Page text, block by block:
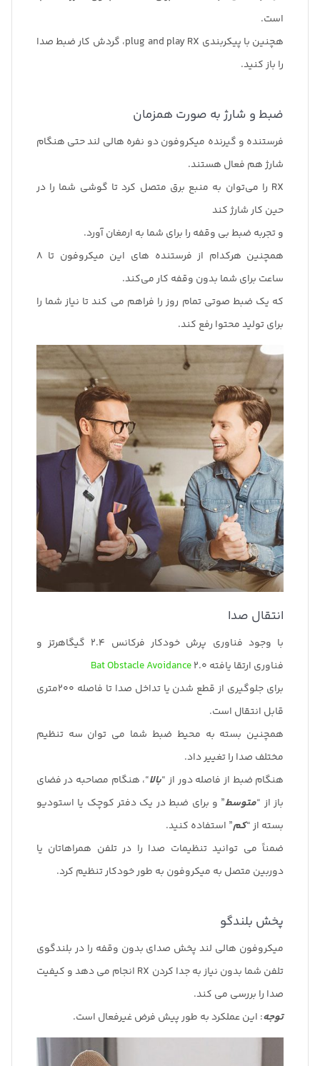
وزن
فرستنده
نوع فرستنده
کلیپ روشن با میکروفون
خیر
نادیده گرفتن
سوئیچ خاموش/روشن
کنترل سطح خودکار
خیر
نرخ نمونه ضبط کننده
عمق بیت ضبط کننده
16 بیتی
روش همگام سازی
2.4 گیگاهرتز QPSK
آنتن
درونی؛ داخلی
نیازمندی های قدرت
باتری
نوع باتری
1 عدد داخلی قابل شارژ
ظرفیت باتری داخلی
140 میلی آمپر ساعت
زمان شارژ باتری
1.5 ساعت
USB/Lightning I/O
1 x USB-C (شارژ)
نمایشگر و نشانگرها
وزن
است.
هچنین با پیکربندی plug and play RX، گردش کار ضبط صدا
را باز کنید.
ضبط و شارژ به صورت همزمان
فرستنده و گیرنده میکروفون دو نفره هالی لند حتی هنگام
شارژ هم فعال هستند.
RX را می‌توان به منبع برق متصل کرد تا گوشی شما را در
حین کار شارژ کند
و تجربه ضبط بی وقفه را برای شما به ارمغان آورد.
همچنین هرکدام از فرستنده های این میکروفون تا 8
ساعت برای شما بدون وقفه کار می‌کند.
که یک ضبط صوتی تمام روز را فراهم می کند تا نیاز شما را
برای تولید محتوا رفع کند.
انتقال صدا
با وجود فناوری پرش خودکار فرکانس 2.4 گیگاهرتز و
فناوری ارتقا یافته
Bat Obstacle Avoidance2.0
برای جلوگیری از قطع شدن یا تداخل صدا تا فاصله 200متری
قابل انتقال است.
همچنین بسته به محیط ضبط شما می توان سه تنظیم
مختلف صدا را تغییر داد.
هنگام ضبط از فاصله دور از “بالا“، هنگام مصاحبه در فضای
باز از “متوسط” و برای ضبط در یک دفتر کوچک یا استودیو
بسته از “کم” استفاده کنید.
ضمناً می توانید تنظیمات صدا را در تلفن همراهاتان یا
دوربین متصل به میکروفون به طور خودکار تنظیم کرد.
پخش بلندگو
میکروفون هالی لند پخش صدای بدون وقفه را در بلندگوی
تلفن شما بدون نیاز به جدا کردن RX انجام می دهد و کیفیت
صدا را بررسی می کند.
توجه: این عملکرد به طور پیش فرض غیرفعال است.